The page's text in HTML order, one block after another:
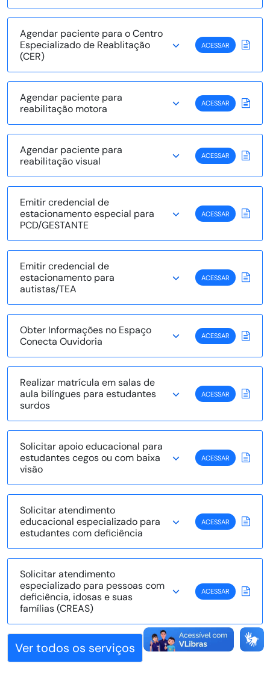
Agendar paciente para o Centro
Especializado de Reablitação
(CER)
ACESSAR
Agendar paciente para
reabilitação motora
ACESSAR
Agendar paciente para
reabilitação visual
ACESSAR
Emitir credencial de
estacionamento especial para
PCD/GESTANTE
ACESSAR
Emitir credencial de
estacionamento para
autistas/TEA
ACESSAR
Obter Informações no Espaço
Conecta Ouvidoria
ACESSAR
Realizar matrícula em salas de
aula bilíngues para estudantes
surdos
ACESSAR
Solicitar apoio educacional para
estudantes cegos ou com baixa
visão
ACESSAR
Solicitar atendimento
educacional especializado para
estudantes com deficiência
ACESSAR
Solicitar atendimento
especializado para pessoas com
deficiência, idosas e suas
famílias (CREAS)
ACESSAR
Ver todos os serviços